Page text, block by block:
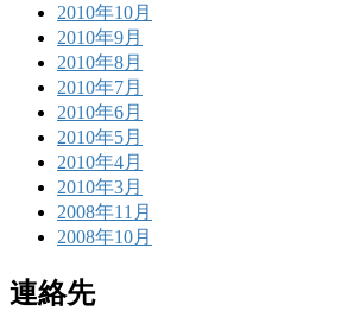
2010年10月
2010年9月
2010年8月
2010年7月
2010年6月
2010年5月
2010年4月
2010年3月
2008年11月
2008年10月
連絡先